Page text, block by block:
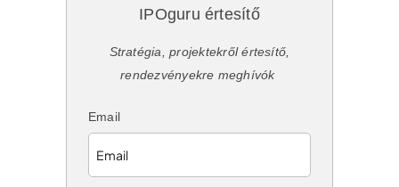
IPOguru értesítő
Stratégia, projektekről értesítő,
rendezvényekre meghívók
Email